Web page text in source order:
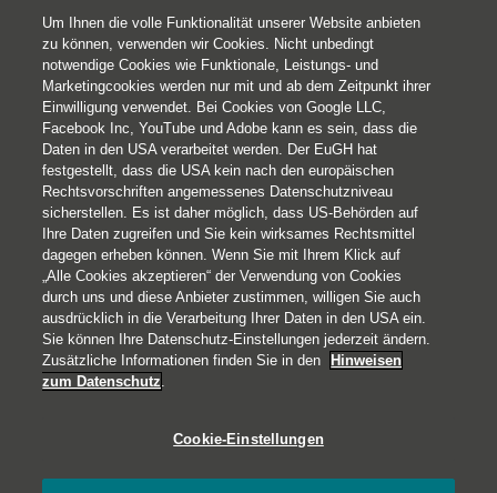
© 2026 Helvetia Versicherungen AG
Hoher Markt 10-11
1010 Wien
+43 50 222-1000
Impressum
Rechtliche Hinweise
Um Ihnen die volle Funktionalität unserer Website anbieten
zu können, verwenden wir Cookies. Nicht unbedingt
notwendige Cookies wie Funktionale, Leistungs- und
Marketingcookies werden nur mit und ab dem Zeitpunkt ihrer
Einwilligung verwendet. Bei Cookies von Google LLC,
Facebook Inc, YouTube und Adobe kann es sein, dass die
Daten in den USA verarbeitet werden. Der EuGH hat
festgestellt, dass die USA kein nach den europäischen
Rechtsvorschriften angemessenes Datenschutzniveau
sicherstellen. Es ist daher möglich, dass US-Behörden auf
Ihre Daten zugreifen und Sie kein wirksames Rechtsmittel
dagegen erheben können. Wenn Sie mit Ihrem Klick auf
„Alle Cookies akzeptieren“ der Verwendung von Cookies
durch uns und diese Anbieter zustimmen, willigen Sie auch
ausdrücklich in die Verarbeitung Ihrer Daten in den USA ein.
Sie können Ihre Datenschutz-Einstellungen jederzeit ändern.
Zusätzliche Informationen finden Sie in den
Hinweisen
zum Datenschutz.
Cookie-Einstellungen